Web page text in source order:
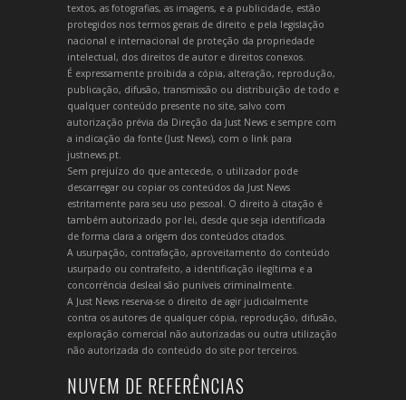
textos, as fotografias, as imagens, e a publicidade, estão
protegidos nos termos gerais de direito e pela legislação
nacional e internacional de proteção da propriedade
intelectual, dos direitos de autor e direitos conexos.
É expressamente proibida a cópia, alteração, reprodução,
publicação, difusão, transmissão ou distribuição de todo e
qualquer conteúdo presente no site, salvo com
autorização prévia da Direção da Just News e sempre com
a indicação da fonte (Just News), com o link para
justnews.pt.
Sem prejuízo do que antecede, o utilizador pode
descarregar ou copiar os conteúdos da Just News
estritamente para seu uso pessoal. O direito à citação é
também autorizado por lei, desde que seja identificada
de forma clara a origem dos conteúdos citados.
A usurpação, contrafação, aproveitamento do conteúdo
usurpado ou contrafeito, a identificação ilegítima e a
concorrência desleal são puníveis criminalmente.
A Just News reserva-se o direito de agir judicialmente
contra os autores de qualquer cópia, reprodução, difusão,
exploração comercial não autorizadas ou outra utilização
não autorizada do conteúdo do site por terceiros.
NUVEM DE REFERÊNCIAS